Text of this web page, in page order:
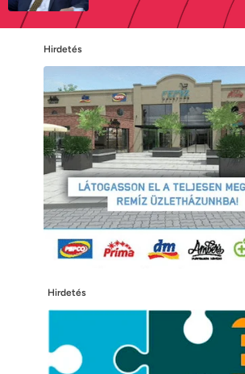
Hirdetés
Hirdetés